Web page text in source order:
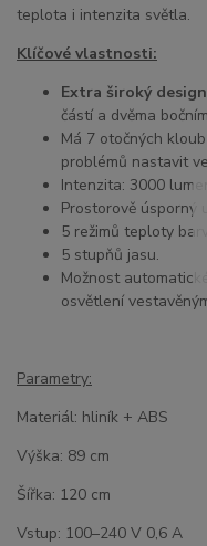
teplota i intenzita světla.
Klíčové vlastnosti:
Extra široký
částí a dvěma
Má 7 otočných
problémů nastavit
Intenzita: 3000
Prostorově úsporný
5 režimů teploty
5 stupňů jasu.
Možnost
osvětlení
Parametry:
Materiál: hliník + ABS
Výška: 89 cm
Šířka: 120 cm
Vstup: 100–240 V 0,6 A